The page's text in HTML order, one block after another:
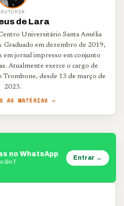
AUTORIA
de Lara
Universitário Santa Amélia
Graduado em dezembro de 2019,
em jornal impresso em conjunto
Atualmente exerce o cargo de
Trombone, desde 13 de março de
2023.
AS MATÉRIAS →
no WhatsApp
BnT
Entrar →